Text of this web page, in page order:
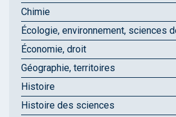
Chimie
Écologie, environnement, sciences
Économie, droit
Géographie, territoires
Histoire
Histoire des sciences